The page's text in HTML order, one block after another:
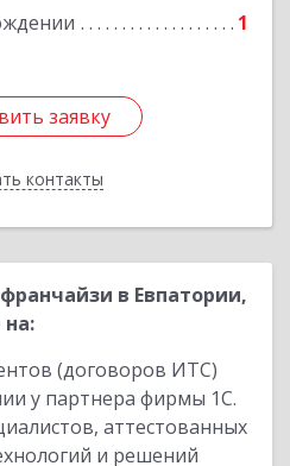
1
заявку
контакты
заявку
Назад
в Евпатории,
(договоров ИТС)
у партнера фирмы 1С.
аттестованных
и решений